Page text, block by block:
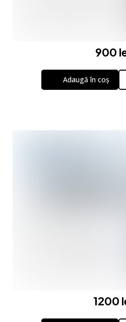
900
Adaugă în coș
1200